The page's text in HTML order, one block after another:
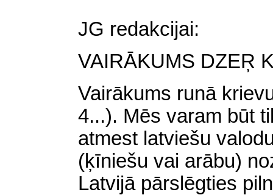
JG redakcijai:
VAIRĀKUMS DZEŖ
Vairākums runā
4...). Mēs varam būt
atmest latviešu
(ķīniešu vai arābu)
Latvijā pārslēgties